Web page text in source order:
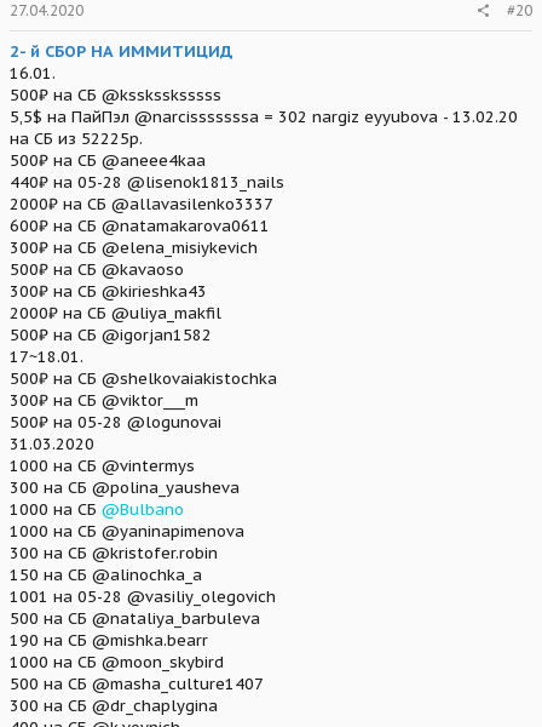
27.04.2020 #20
2- й СБОР НА ИММИТИЦИД
16.01.
500₽ на СБ @ksskssksssss
5,5$ на ПайПэл @narcisssssssa = 302 nargiz eyyubova - 13.02.20
на СБ из 52225р.
500₽ на СБ @aneee4kaa
440₽ на 05-28 @lisenok1813_nails
2000₽ на СБ @allavasilenko3337
600₽ на СБ @natamakarova0611
300₽ на СБ @elena_misiykevich
500₽ на СБ @kavaoso
300₽ на СБ @kirieshka43
2000₽ на СБ @uliya_makfil
500₽ на СБ @igorjan1582
17~18.01.
500₽ на СБ @shelkovaiakistochka
300₽ на СБ @viktor___m
500₽ на 05-28 @logunovai
31.03.2020
1000 на СБ @vintermys
300 на СБ @polina_yausheva
1000 на СБ @Bulbano
1000 на СБ @yaninapimenova
300 на СБ @kristofer.robin
150 на СБ @alinochka_a
1001 на 05-28 @vasiliy_olegovich
500 на СБ @nataliya_barbuleva
190 на СБ @mishka.bearr
1000 на СБ @moon_skybird
500 на СБ @masha_culture1407
300 на СБ @dr_chaplygina